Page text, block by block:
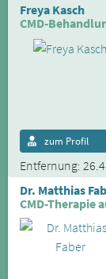
Freya Kasch
CMD-
Entfernung:
zum Profil
Dr. Matthias
CMD-Therapie